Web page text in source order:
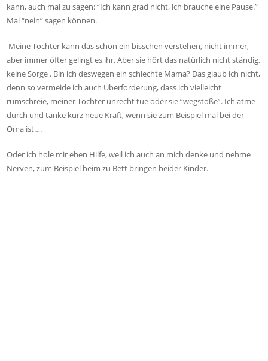
kann, auch mal zu sagen: “Ich kann grad nicht, ich brauche eine Pause.”
Mal “nein” sagen können.
Meine Tochter kann das schon ein bisschen verstehen, nicht immer,
aber immer öfter gelingt es ihr. Aber sie hört das natürlich nicht ständig,
keine Sorge . Bin ich deswegen ein schlechte Mama? Das glaub ich nicht,
denn so vermeide ich auch Überforderung, dass ich vielleicht
rumschreie, meiner Tochter unrecht tue oder sie “wegstoße”. Ich atme
durch und tanke kurz neue Kraft, wenn sie zum Beispiel mal bei der
Oma ist….
Oder ich hole mir eben Hilfe, weil ich auch an mich denke und nehme
Nerven, zum Beispiel beim zu Bett bringen beider Kinder.